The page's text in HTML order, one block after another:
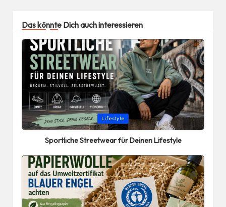
Das könnte Dich auch interessieren
Posted
in
Lifestyle
Sportliche Streetwear für Deinen Lifestyle